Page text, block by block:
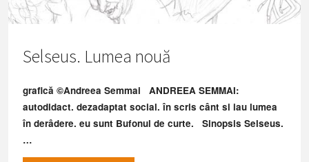
Selseus. Lumea nouă
grafică ©Andreea Semmai ANDREEA SEMMAI:
autodidact. dezadaptat social. în scris cânt si iau lumea
în derâdere. eu sunt Bufonul de curte. Sinopsis Selseus.
…